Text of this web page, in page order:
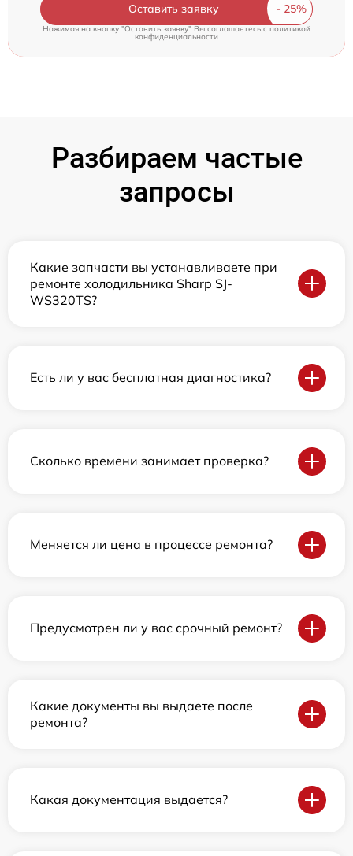
Оставить заявку
Нажимая на кнопку "Оставить заявку" Вы соглашаетесь cполитикой
конфиденциальности
Разбираем частые
запросы
Какие запчасти вы устанавливаете при
ремонте холодильника Sharp SJ-
WS320TS?
Есть ли у вас бесплатная диагностика?
Сколько времени занимает проверка?
Меняется ли цена в процессе ремонта?
Предусмотрен ли у вас срочный ремонт?
Какие документы вы выдаете после
ремонта?
Какая документация выдается?